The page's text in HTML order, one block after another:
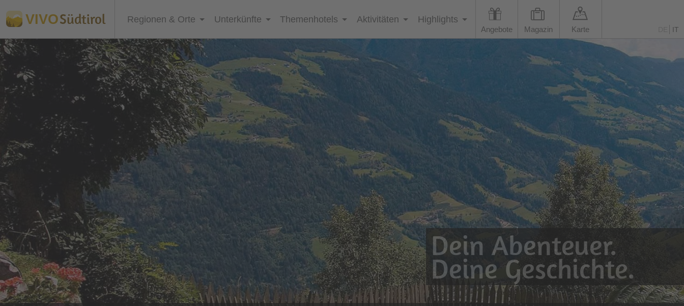
VIVOSüdtirol Regionen & Orte Unterkünfte Themenhotels Aktivitäten Highlights
Angebote Magazin Karte IT
Dein Abenteuer.
Deine Geschichte.